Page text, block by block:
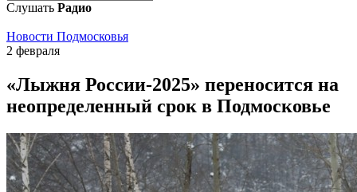
Слушать Радио
Новости Подмосковья
2 февраля
«Лыжня России-2025» переносится на
неопределенный срок в Подмосковье